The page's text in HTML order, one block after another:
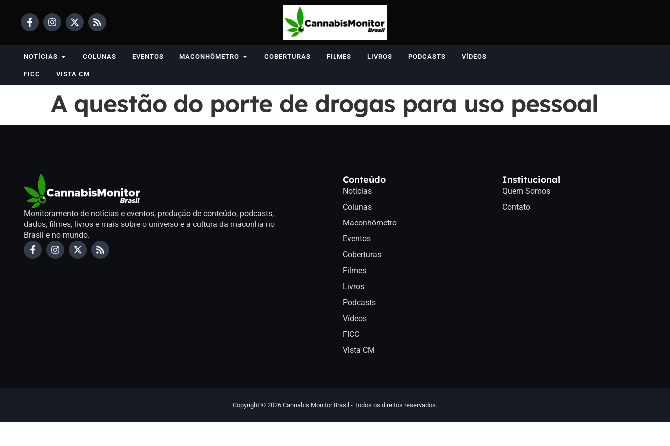
NOTÍCIAS COLUNAS EVENTOS MACONHÔMETRO COBERTURAS FILMES LIVROS PODCASTS VÍDEOS
FICC VISTA CM
A questão do porte de drogas para uso pessoal
Monitoramento de notícias e eventos, produção de conteúdo, podcasts,
dados, filmes, livros e mais sobre o universo e a cultura da maconha no
Brasil e no mundo.
Conteúdo
Notícias
Colunas
Maconhômetro
Eventos
Coberturas
Filmes
Livros
Podcasts
Vídeos
FICC
Vista CM
Institucional
Quem Somos
Contato
Copyright © 2026 Cannabis Monitor Brasil - Todos os direitos reservados.